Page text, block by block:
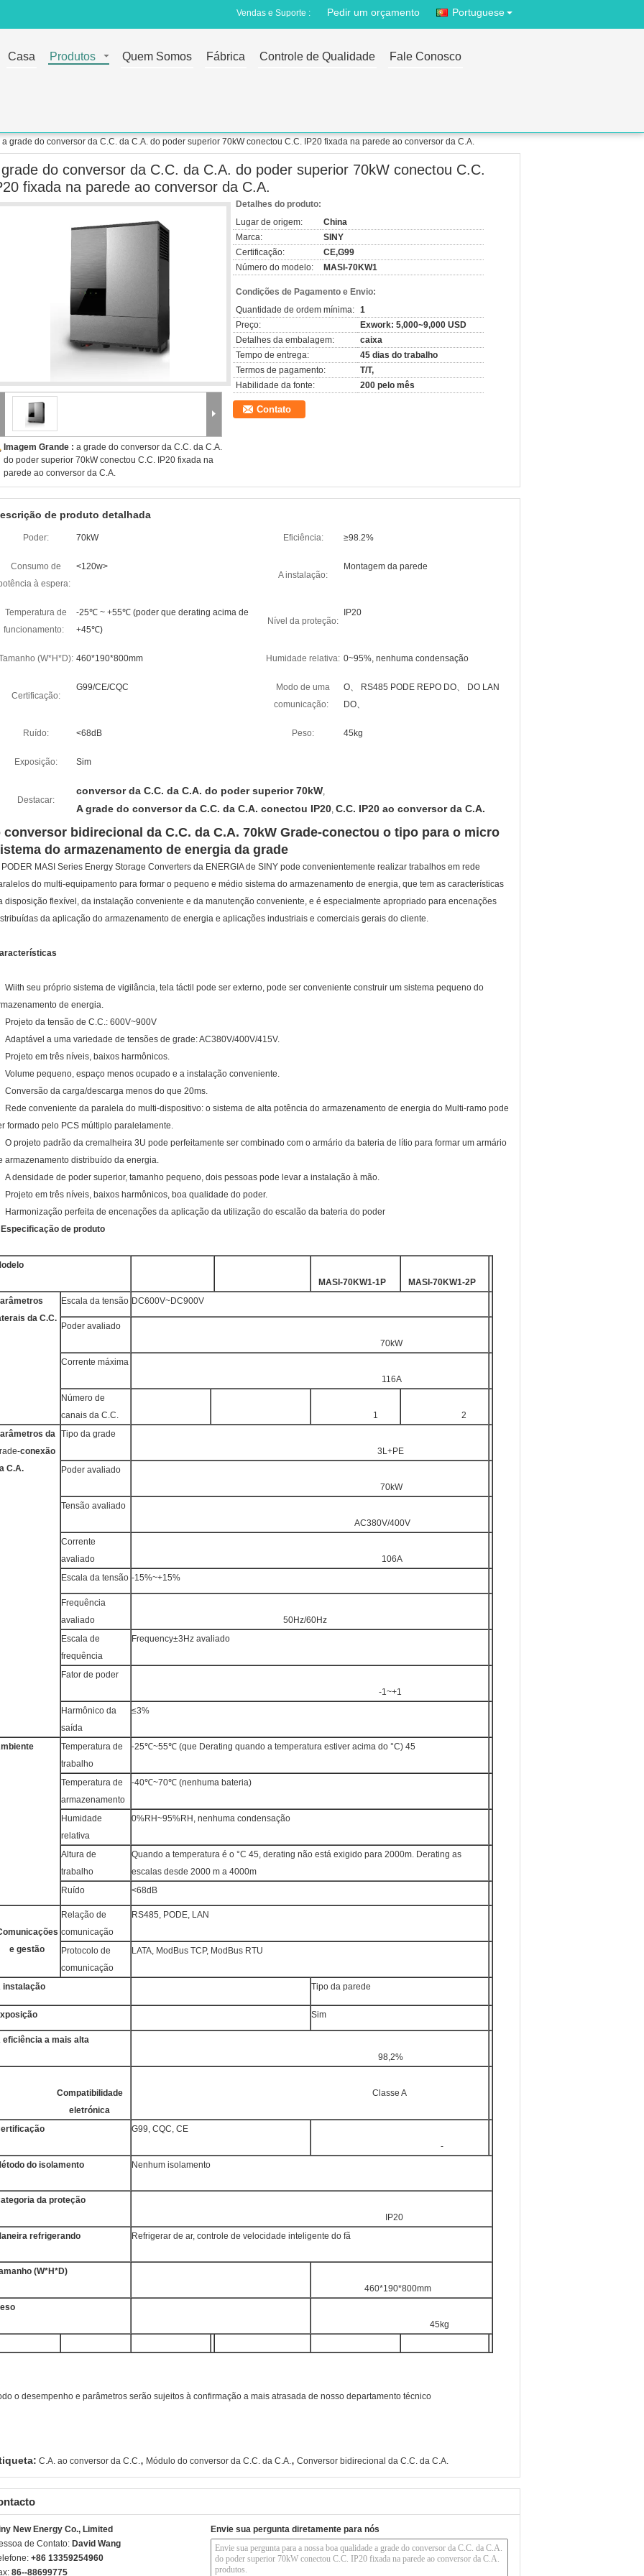
Vendas e Suporte : Pedir um orçamento Portuguese
Casa Produtos Quem Somos Fábrica Controle de Qualidade Fale Conosco
a grade do conversor da C.C. da C.A. do poder superior 70kW conectou C.C. IP20 fixada na parede ao conversor da C.A.
do conversor da C.C. da C.A. do poder superior 70kW conectou C.C.
fixada na parede ao conversor da C.A.
Imagem Grande : a grade do conversor da C.C. da C.A.
do poder superior 70kW conectou C.C. IP20 fixada na
parede ao conversor da C.A.
Detalhes do produto:
Lugar de origem:
China
Marca:
SINY
Certificação:
CE,G99
Número do modelo:
MASI-70KW1
Condições de Pagamento e Envio:
Quantidade de ordem mínima: 1
Preço:
Exwork: 5,000~9,000 USD
Detalhes da embalagem:
caixa
Tempo de entrega:
45 dias do trabalho
Termos de pagamento:
T/T,
Habilidade da fonte:
200 pelo mês
Contato
de produto detalhada
Poder: 70kW Eficiência: ≥98.2%
Consumo de
à espera:
<120w>
A instalação:
Montagem da parede
Temperatura de
funcionamento:
-25℃ ~ +55℃ (poder que derating acima de
+45℃)
Nível da proteção:
IP20
(W*H*D): 460*190*800mm Humidade relativa: 0~95%, nenhuma condensação
Certificação:
G99/CE/CQC
Modo de uma
comunicação:
O、 RS485 PODE REPO DO、 DO LAN
DO、
Ruído: <68dB Peso: 45kg
Exposição: Sim
Destacar:
conversor da C.C. da C.A. do poder superior 70kW,
A grade do conversor da C.C. da C.A. conectou IP20, C.C. IP20 ao conversor da C.A.
conversor bidirecional da C.C. da C.A. 70kW Grade-conectou o tipo para o micro
do armazenamento de energia da grade
PODER MASI Series Energy Storage Converters da ENERGIA de SINY pode convenientemente realizar trabalhos em rede
do multi-equipamento para formar o pequeno e médio sistema do armazenamento de energia, que tem as características
disposição flexível, da instalação conveniente e da manutenção conveniente, e é especialmente apropriado para encenações
da aplicação do armazenamento de energia e aplicações industriais e comerciais gerais do cliente.
Wiith seu próprio sistema de vigilância, tela táctil pode ser externo, pode ser conveniente construir um sistema pequeno do
de energia.
Projeto da tensão de C.C.: 600V~900V
Adaptável a uma variedade de tensões de grade: AC380V/400V/415V.
Projeto em três níveis, baixos harmônicos.
Volume pequeno, espaço menos ocupado e a instalação conveniente.
Conversão da carga/descarga menos do que 20ms.
Rede conveniente da paralela do multi-dispositivo: o sistema de alta potência do armazenamento de energia do Multi-ramo pode
formado pelo PCS múltiplo paralelamente.
O projeto padrão da cremalheira 3U pode perfeitamente ser combinado com o armário da bateria de lítio para formar um armário
armazenamento distribuído da energia.
A densidade de poder superior, tamanho pequeno, dois pessoas pode levar a instalação à mão.
Projeto em três níveis, baixos harmônicos, boa qualidade do poder.
Harmonização perfeita de encenações da aplicação da utilização do escalão da bateria do poder
Especificação de produto
MASI-70KW1-1P
MASI-70KW1-2P
da C.C.
Escala da tensão DC600V~DC900V
Poder avaliado
70kW
Corrente máxima
116A
Número de
canais da C.C.
1
2
da
conexão
C.A.
Tipo da grade
3L+PE
Poder avaliado
70kW
Tensão avaliado
AC380V/400V
Corrente
avaliado
106A
Escala da tensão -15%~+15%
Frequência
avaliado
50Hz/60Hz
Escala de
frequência
Frequency±3Hz avaliado
Fator de poder
-1~+1
Harmônico da
saída
≤3%
Temperatura de
trabalho
-25℃~55℃ (que Derating quando a temperatura estiver acima do °C) 45
Temperatura de
armazenamento
-40℃~70℃ (nenhuma bateria)
Humidade
relativa
0%RH~95%RH, nenhuma condensação
Altura de
trabalho
Quando a temperatura é o °C 45, derating não está exigido para 2000m. Derating as
escalas desde 2000 m a 4000m
Ruído
<68dB
e gestão
Relação de
comunicação
RS485, PODE, LAN
Protocolo de
comunicação
LATA, ModBus TCP, ModBus RTU
instalação Tipo da parede
Sim
eficiência a mais alta
98,2%
Compatibilidade
eletrónica
Classe A
G99, CQC, CE
-
do isolamento
Nenhum isolamento
da proteção
IP20
refrigerando
Refrigerar de ar, controle de velocidade inteligente do fã
(W*H*D)
460*190*800mm
45kg
o desempenho e parâmetros serão sujeitos à confirmação a mais atrasada de nosso departamento técnico
C.A. ao conversor da C.C., Módulo do conversor da C.C. da C.A., Conversor bidirecional da C.C. da C.A.
New Energy Co., Limited
de Contato: David Wang
+86 13359254960
86--88699775
Envie sua pergunta diretamente para nós